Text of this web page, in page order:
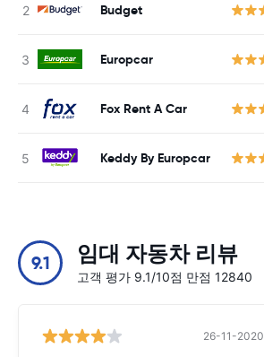
Budget
Europcar
Fox Rent A Car
Keddy By Europcar
9.1 임대 자동차 리뷰
고객 평가 9.1/10점 만점 12840
26-11-2020